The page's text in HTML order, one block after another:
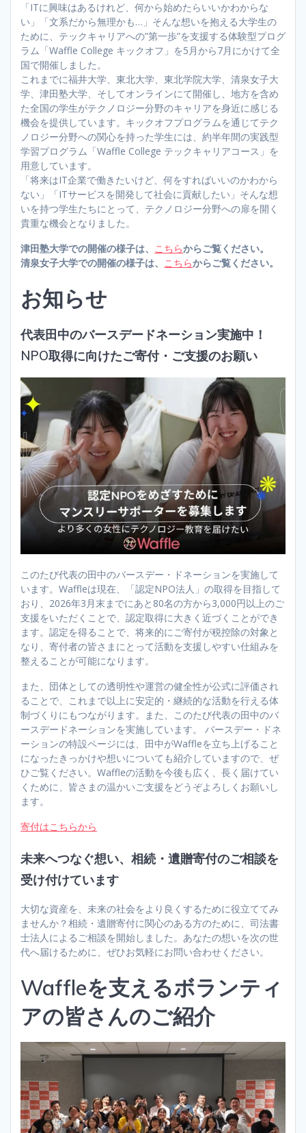
「ITに興味はあるけれど、何から始めたらいいかわからな
い」「文系だから無理かも…」そんな想いを抱える大学生の
ために、テックキャリアへの”第一歩”を支援する体験型プログ
ラム「Waffle College キックオフ」を5月から7月にかけて全
国で開催しました。
これまでに福井大学、東北大学、東北学院大学、清泉女子大
学、津田塾大学、そしてオンラインにて開催し、地方を含め
た全国の学生がテクノロジー分野のキャリアを身近に感じる
機会を提供しています。キックオフプログラムを通じてテク
ノロジー分野への関心を持った学生には、約半年間の実践型
学習プログラム「Waffle College テックキャリアコース」を
用意しています。
「将来はIT企業で働きたいけど、何をすればいいのかわから
ない」「ITサービスを開発して社会に貢献したい」そんな想
いを持つ学生たちにとって、テクノロジー分野への扉を開く
貴重な機会となりました。
津田塾大学での開催の様子は、 こちらからご覧ください。
清泉女子大学での開催の様子は、 こちらからご覧ください。
お知らせ
代表田中のバースデードネーション実施中！
NPO取得に向けたご寄付・ご支援のお願い
このたび代表の田中のバースデー・ドネーションを実施して
います。Waffleは現在、「認定NPO法人」の取得を目指して
おり、2026年3月末までにあと80名の方から3,000円以上のご
支援をいただくことで、認定取得に大きく近づくことができ
ます。認定を得ることで、将来的にご寄付が税控除の対象と
なり、寄付者の皆さまにとって活動を支援しやすい仕組みを
整えることが可能になります。
また、団体としての透明性や運営の健全性が公式に評価され
ることで、これまで以上に安定的・継続的な活動を行える体
制づくりにもつながります。また、このたび代表の田中のバ
ースデードネーションを実施しています。 バースデー・ドネ
ーションの特設ページには、田中がWaffleを立ち上げること
になったきっかけや想いについても紹介していますので、ぜ
ひご覧ください。Waffleの活動を今後も広く、長く届けてい
くために、皆さまの温かいご支援をどうぞよろしくお願いし
ます。
寄付はこちらから
未来へつなぐ想い、相続・遺贈寄付のご相談を
受け付けています
大切な資産を、未来の社会をより良くするために役立ててみ
ませんか？相続・遺贈寄付に関心のある方のために、司法書
士法人によるご相談を開始しました。あなたの想いを次の世
代へ届けるために、ぜひお気軽にお問い合わせください。
Waffleを支えるボランティ
アの皆さんのご紹介